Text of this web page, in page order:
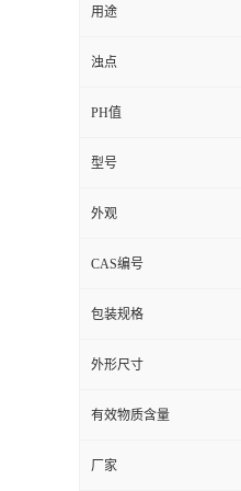
用途
浊点
PH值
型号
外观
CAS编号
包装规格
外形尺寸
有效物质含量
厂家